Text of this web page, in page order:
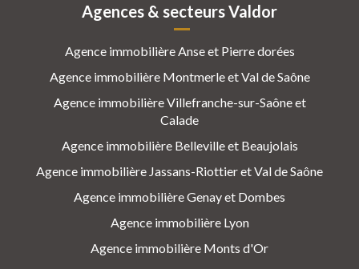
Agences & secteurs Valdor
Agence immobilière Anse et Pierre dorées
Agence immobilière Montmerle et Val de Saône
Agence immobilière Villefranche-sur-Saône et
Calade
Agence immobilière Belleville et Beaujolais
Agence immobilière Jassans-Riottier et Val de Saône
Agence immobilière Genay et Dombes
Agence immobilière Lyon
Agence immobilière Monts d'Or